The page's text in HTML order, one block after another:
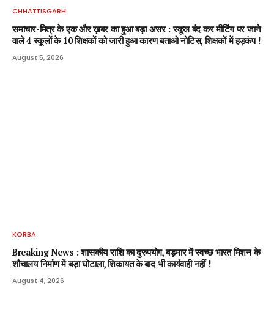
CHHATTISGARH
समाचार-मित्र के एक और ख़बर का हुआ बड़ा असर : स्कूल बंद कर मीटिंग पर जाने
वाले 4 स्कूलों के 10 शिक्षकों को जारी हुआ कारण बताओ नोटिस, शिक्षकों में हड़कंप !
August 5, 2026
KORBA
Breaking News : शासकीय राशि का दुरुपयोग, बड़मार में स्वच्छ भारत मिशन के
शौचालय निर्माण में बड़ा घोटाला, शिकायत के बाद भी कार्यवाही नहीं !
August 4, 2026